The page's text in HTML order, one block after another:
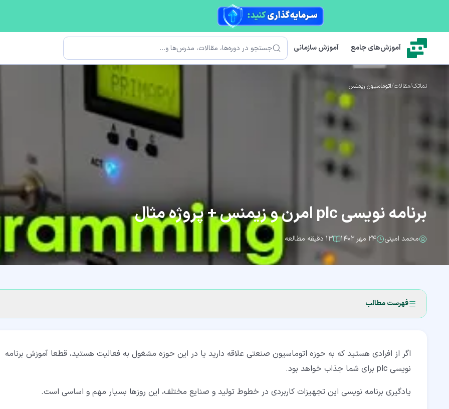
آموزش‌های جامع آموزش سازمانی جستجو
نماتک/مقالات/اتوماسیون زیمنس
برنامه نویسی plc امرن و زیمنس + پروژه مثال
محمد امینی ۲۴ مهر ۱۴۰۲ ۱۳ دقیقه مطالعه
فهرست مطالب
۲‏- زبان برنامه نویسی plc
۳‏-‏۱‏- محیط نرم افزار Cx-programmer امرن
اگر از افرادی هستید که به حوزه اتوماسیون صنعتی علاقه دارید یا در این حوزه مشغول به فعالیت هستید، قطعا آموزش برنامه
نویسی plc برای شما جذاب خواهد بود.
یادگیری برنامه نویسی این تجهیزات کاربردی در خطوط تولید و صنایع مختلف، این روزها بسیار مهم و اساسی است.